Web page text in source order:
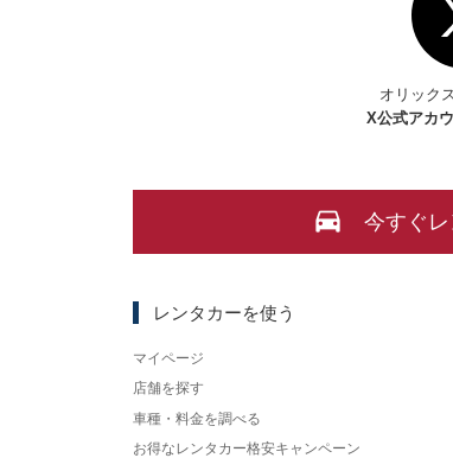
オリック
X公式アカ
今すぐ
レンタカーを使う
マイページ
店舗を探す
車種・料金を調べる
お得なレンタカー格安キャンペーン